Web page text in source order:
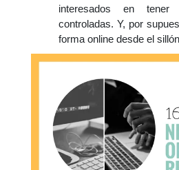
interesados en
controladas. Y, por
forma online desde el